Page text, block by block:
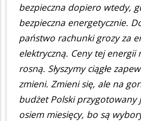
bezpieczna dopiero wtedy,
bezpieczna energetycznie.
państwo rachunki grozy za
elektryczną. Ceny tej energii
rosną. Słyszymy ciągłe
zmieni. Zmieni się, ale na
budżet Polski przygotowany
osiem miesięcy, bo są